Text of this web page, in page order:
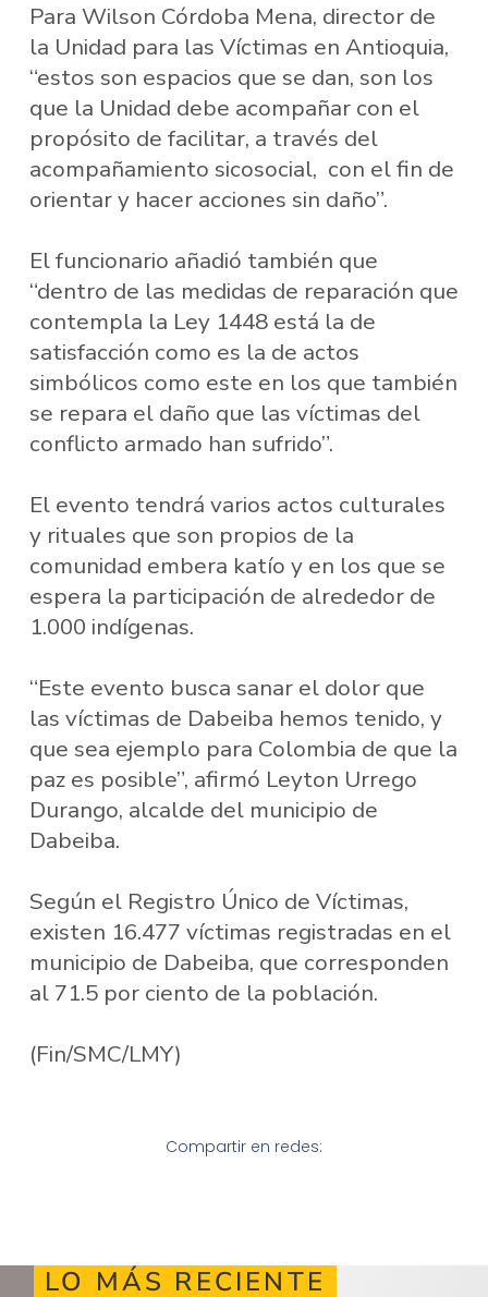
Para Wilson Córdoba Mena, director de
la Unidad para las Víctimas en Antioquia,
“estos son espacios que se dan, son los
que la Unidad debe acompañar con el
propósito de facilitar, a través del
acompañamiento sicosocial, con el fin de
orientar y hacer acciones sin daño”.
El funcionario añadió también que
“dentro de las medidas de reparación que
contempla la Ley 1448 está la de
satisfacción como es la de actos
simbólicos como este en los que también
se repara el daño que las víctimas del
conflicto armado han sufrido”.
El evento tendrá varios actos culturales
y rituales que son propios de la
comunidad embera katío y en los que se
espera la participación de alrededor de
1.000 indígenas.
“Este evento busca sanar el dolor que
las víctimas de Dabeiba hemos tenido, y
que sea ejemplo para Colombia de que la
paz es posible”, afirmó Leyton Urrego
Durango, alcalde del municipio de
Dabeiba.
Según el Registro Único de Víctimas,
existen 16.477 víctimas registradas en el
municipio de Dabeiba, que corresponden
al 71.5 por ciento de la población.
(Fin/SMC/LMY)
Compartir en redes:
LO MÁS RECIENTE